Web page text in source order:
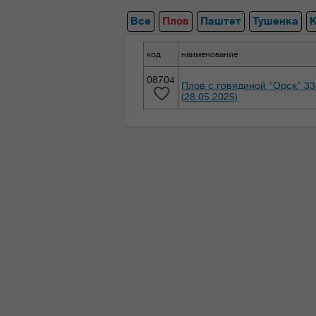
Все Плов Паштет Тушенка
код наименование
08704
Плов с говядиной "Орск"
(28.05.2025)